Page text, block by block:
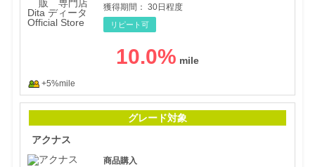
獲得期間： 30日程度
リピート可
10.0%
+5%mile
グレード対象
アクナス
商品購入